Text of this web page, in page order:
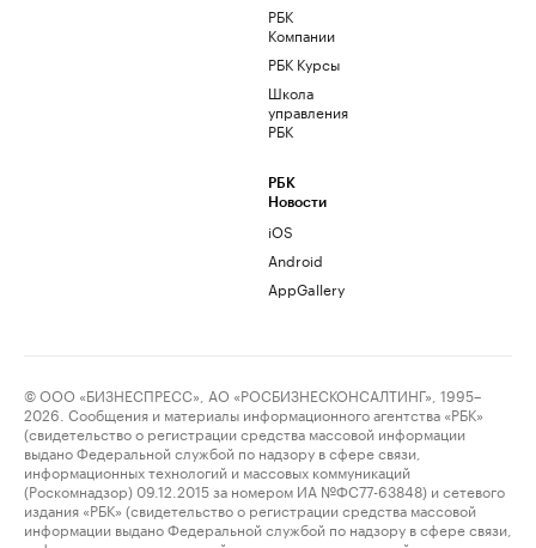
РБК
Компании
РБК Курсы
Школа
управления
РБК
РБК
Новости
iOS
Android
AppGallery
© ООО «БИЗНЕСПРЕСС», АО «РОСБИЗНЕСКОНСАЛТИНГ», 1995–
2026. Сообщения и материалы информационного агентства «РБК»
(свидетельство о регистрации средства массовой информации
выдано Федеральной службой по надзору в сфере связи,
информационных технологий и массовых коммуникаций
(Роскомнадзор) 09.12.2015 за номером ИА №ФС77-63848) и сетевого
издания «РБК» (свидетельство о регистрации средства массовой
информации выдано Федеральной службой по надзору в сфере связи,